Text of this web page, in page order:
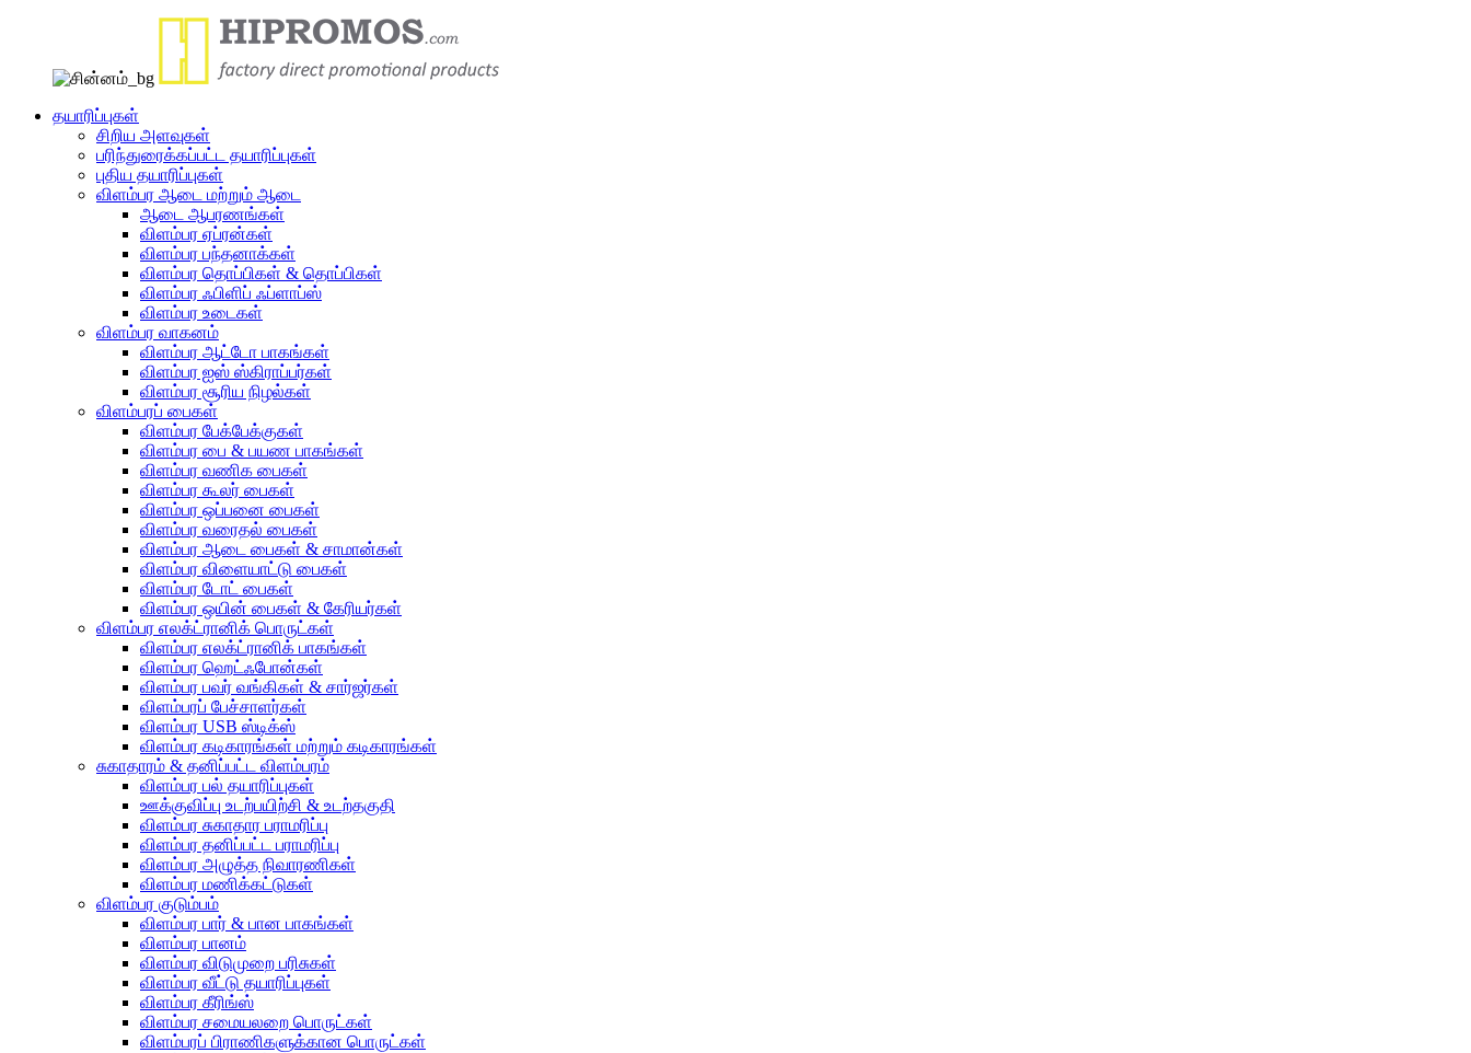
தயாரிப்புகள்
சிறிய அளவுகள்
பரிந்துரைக்கப்பட்ட தயாரிப்புகள்
புதிய தயாரிப்புகள்
விளம்பர ஆடை மற்றும் ஆடை
ஆடை ஆபரணங்கள்
விளம்பர ஏப்ரன்கள்
விளம்பர பந்தனாக்கள்
விளம்பர தொப்பிகள் & தொப்பிகள்
விளம்பர ஃபிளிப் ஃப்ளாப்ஸ்
விளம்பர உடைகள்
விளம்பர வாகனம்
விளம்பர ஆட்டோ பாகங்கள்
விளம்பர ஐஸ் ஸ்கிராப்பர்கள்
விளம்பர சூரிய நிழல்கள்
விளம்பரப் பைகள்
விளம்பர பேக்பேக்குகள்
விளம்பர பை & பயண பாகங்கள்
விளம்பர வணிக பைகள்
விளம்பர கூலர் பைகள்
விளம்பர ஒப்பனை பைகள்
விளம்பர வரைதல் பைகள்
விளம்பர ஆடை பைகள் & சாமான்கள்
விளம்பர விளையாட்டு பைகள்
விளம்பர டோட் பைகள்
விளம்பர ஒயின் பைகள் & கேரியர்கள்
விளம்பர எலக்ட்ரானிக் பொருட்கள்
விளம்பர எலக்ட்ரானிக் பாகங்கள்
விளம்பர ஹெட்ஃபோன்கள்
விளம்பர பவர் வங்கிகள் & சார்ஜர்கள்
விளம்பரப் பேச்சாளர்கள்
விளம்பர USB ஸ்டிக்ஸ்
விளம்பர கடிகாரங்கள் மற்றும் கடிகாரங்கள்
சுகாதாரம் & தனிப்பட்ட விளம்பரம்
விளம்பர பல் தயாரிப்புகள்
ஊக்குவிப்பு உடற்பயிற்சி & உடற்தகுதி
விளம்பர சுகாதார பராமரிப்பு
விளம்பர தனிப்பட்ட பராமரிப்பு
விளம்பர அழுத்த நிவாரணிகள்
விளம்பர மணிக்கட்டுகள்
விளம்பர குடும்பம்
விளம்பர பார் & பான பாகங்கள்
விளம்பர பானம்
விளம்பர விடுமுறை பரிசுகள்
விளம்பர வீட்டு தயாரிப்புகள்
விளம்பர கீரிங்ஸ்
விளம்பர சமையலறை பொருட்கள்
விளம்பரப் பிராணிகளுக்கான பொருட்கள்